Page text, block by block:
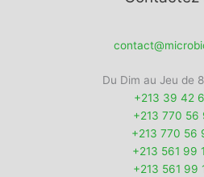
Du Dim au Jeu de
+213 39 42
+213 770 56
+213 770 56
+213 561 99
+213 561 99